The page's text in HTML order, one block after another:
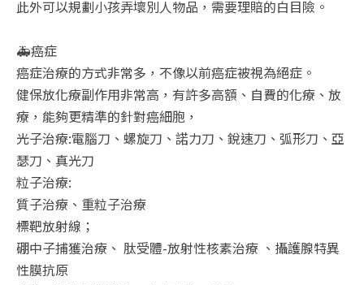
此外可以規劃小孩弄壞別人物品，需要理賠的白目險。
🚑癌症
癌症治療的方式非常多，不像以前癌症被視為絕症。
健保放化療副作用非常高，有許多高額、自費的化療、放
療，能夠更精準的針對癌細胞，
光子治療:電腦刀、螺旋刀、諾力刀、銳速刀、弧形刀、亞
瑟刀、真光刀
粒子治療:
質子治療、重粒子治療
標靶放射線；
硼中子捕獲治療、 肽受體-放射性核素治療 、攝護腺特異
性膜抗原